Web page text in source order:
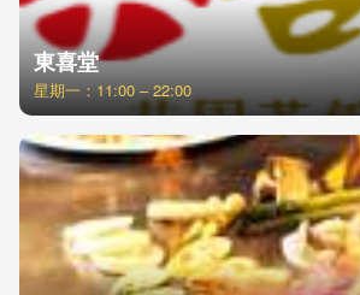
東喜堂
星期一：11:00 – 22:00